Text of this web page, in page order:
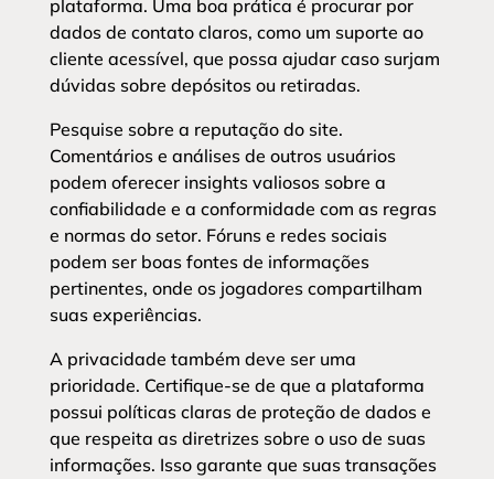
plataforma. Uma boa prática é procurar por
dados de contato claros, como um suporte ao
cliente acessível, que possa ajudar caso surjam
dúvidas sobre depósitos ou retiradas.
Pesquise sobre a reputação do site.
Comentários e análises de outros usuários
podem oferecer insights valiosos sobre a
confiabilidade e a conformidade com as regras
e normas do setor. Fóruns e redes sociais
podem ser boas fontes de informações
pertinentes, onde os jogadores compartilham
suas experiências.
A privacidade também deve ser uma
prioridade. Certifique-se de que a plataforma
possui políticas claras de proteção de dados e
que respeita as diretrizes sobre o uso de suas
informações. Isso garante que suas transações